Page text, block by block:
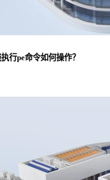
行pe命令如何操作？